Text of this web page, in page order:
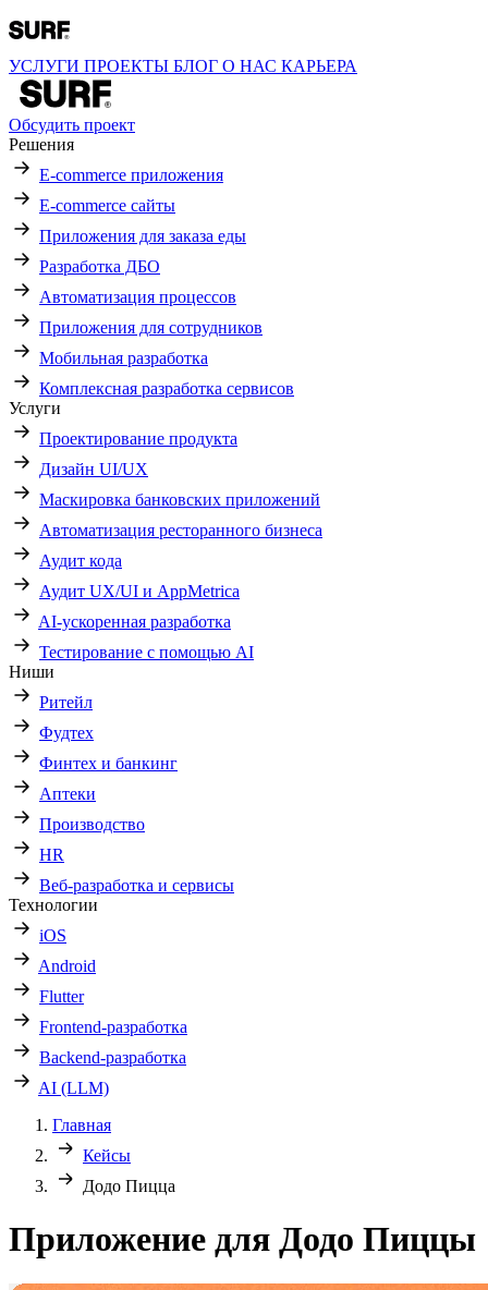
УСЛУГИ ПРОЕКТЫ БЛОГ О НАС КАРЬЕРА
Обсудить проект
Решения
E-commerce приложения
E-commerce сайты
Приложения для заказа еды
Разработка ДБО
Автоматизация процессов
Приложения для сотрудников
Мобильная разработка
Комплексная разработка сервисов
Услуги
Проектирование продукта
Дизайн UI/UX
Маскировка банковских приложений
Автоматизация ресторанного бизнеса
Аудит кода
Аудит UX/UI и AppMetrica
AI-ускоренная разработка
Тестирование с помощью AI
Ниши
Ритейл
Фудтех
Финтех и банкинг
Аптеки
Производство
HR
Веб-разработка и сервисы
Технологии
iOS
Android
Flutter
Frontend-разработка
Backend-разработка
AI (LLM)
Главная
Кейсы
Додо Пицца
Приложение для Додо Пиццы